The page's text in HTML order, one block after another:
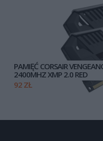
PAMIĘĆ CORSAIR
2400MHZ XMP 2.0 RED
92 ZŁ